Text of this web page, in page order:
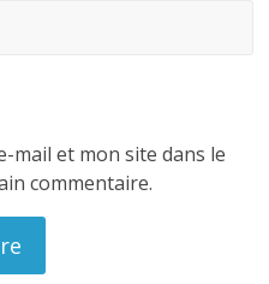
mail et mon site dans le
commentaire.